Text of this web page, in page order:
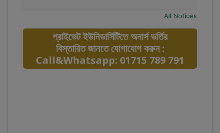
All Notices
প্রাইভেট ইউনিভার্সিটিতে অনার্স ভর্তির
বিস্তারিত জানতে যোগাযোগ করুন :
Call&Whatsapp: 01715 789 791